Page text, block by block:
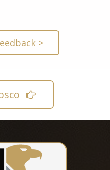
>